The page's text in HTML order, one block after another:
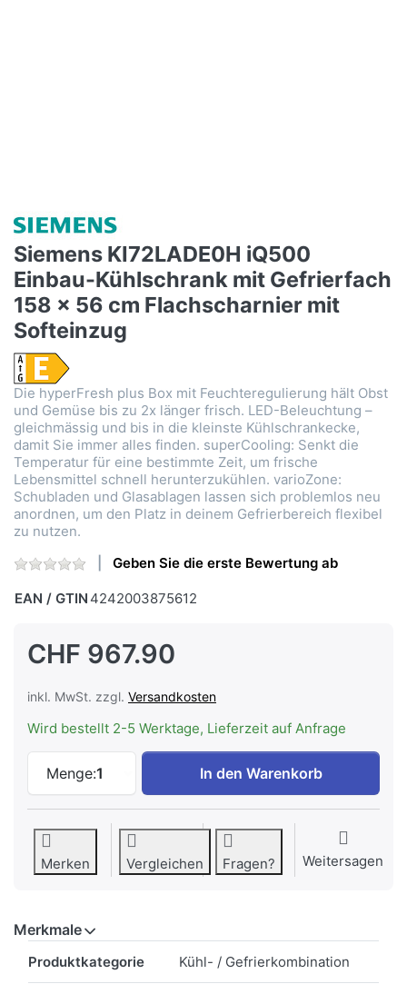
Siemens KI72LADE0H iQ500
Einbau-Kühlschrank mit Gefrierfach
158 x 56 cm Flachscharnier mit
Softeinzug
Die hyperFresh plus Box mit Feuchteregulierung hält Obst
und Gemüse bis zu 2x länger frisch. LED-Beleuchtung –
gleichmässig und bis in die kleinste Kühlschrankecke,
damit Sie immer alles finden. superCooling: Senkt die
Temperatur für eine bestimmte Zeit, um frische
Lebensmittel schnell herunterzukühlen. varioZone:
Schubladen und Glasablagen lassen sich problemlos neu
anordnen, um den Platz in deinem Gefrierbereich flexibel
zu nutzen.
Geben Sie die erste Bewertung ab
EAN / GTIN 4242003875612
CHF 967.90
inkl. MwSt. zzgl. Versandkosten
Wird bestellt 2-5 Werktage, Lieferzeit auf Anfrage
Menge:1
Siemens KI72LADE0H iQ500 Einbau-
In den Warenkorb
Merken Vergleichen Fragen? Weitersagen
Merkmale
Produktkategorie Kühl- / Gefrierkombination